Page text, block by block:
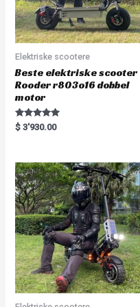
Elektriske scootere
Beste elektriske scooter
Rooder r803o16 dobbel
motor
Rated
5.00
$ 3'930.00